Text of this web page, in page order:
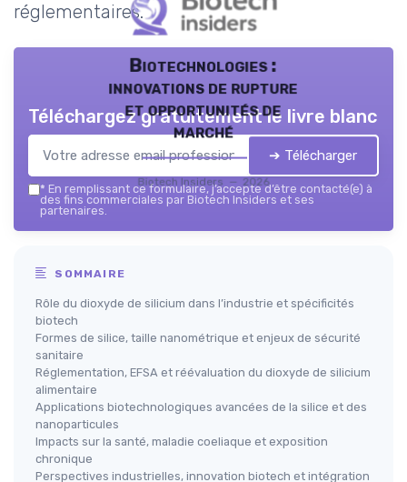
réglementaires.
Biotechnologies :
innovations de rupture
et opportunités de
marché
Biotech Insiders — 2026
Téléchargez gratuitement le livre blanc
➔ Télécharger
* En remplissant ce formulaire, j’accepte d’être contacté(e) à
des fins commerciales par Biotech Insiders et ses
partenaires.
SOMMAIRE
Rôle du dioxyde de silicium dans l’industrie et spécificités
biotech
Formes de silice, taille nanométrique et enjeux de sécurité
sanitaire
Réglementation, EFSA et réévaluation du dioxyde de silicium
alimentaire
Applications biotechnologiques avancées de la silice et des
nanoparticules
Impacts sur la santé, maladie coeliaque et exposition
chronique
Perspectives industrielles, innovation biotech et intégration